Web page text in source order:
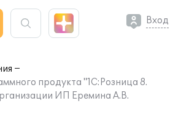
Вход
продукта "1С:Розница 8.
ИП Еремина А.В.